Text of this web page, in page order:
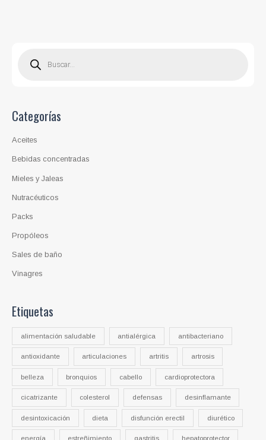
e
p
o
d
c
s
Categorías
Aceites
Bebidas concentradas
Mieles y Jaleas
Nutracéuticos
Packs
Propóleos
Sales de baño
Vinagres
Etiquetas
alimentación saludable antialérgica antibacteriano
antioxidante articulaciones artritis artrosis
belleza bronquios cabello cardioprotectora
cicatrizante colesterol defensas desinflamante
desintoxicación dieta disfunción erectil diurético
energía estreñimiento gastritis hepatoprotector